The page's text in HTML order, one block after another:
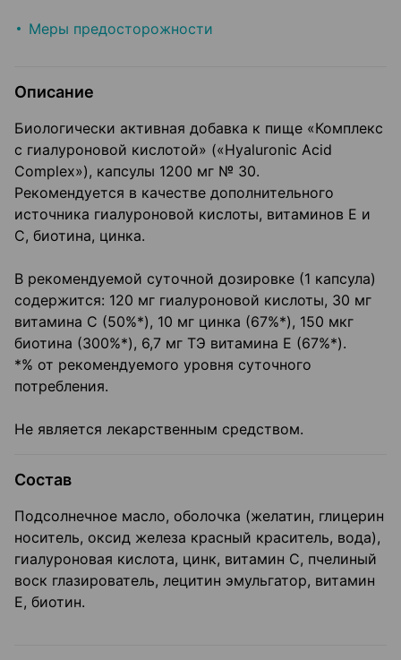
Меры предосторожности
Описание
Биологически активная добавка к пище «Комплекс
с гиалуроновой кислотой» («Hyaluronic Acid
Complex»), капсулы 1200 мг № 30.
Рекомендуется в качестве дополнительного
источника гиалуроновой кислоты, витаминов Е и
С, биотина, цинка.
В рекомендуемой суточной дозировке (1 капсула)
содержится: 120 мг гиалуроновой кислоты, 30 мг
витамина С (50%*), 10 мг цинка (67%*), 150 мкг
биотина (300%*), 6,7 мг ТЭ витамина E (67%*).
*% от рекомендуемого уровня суточного
потребления.
Не является лекарственным средством.
Состав
Подсолнечное масло, оболочка (желатин, глицерин
носитель, оксид железа красный краситель, вода),
гиалуроновая кислота, цинк, витамин С, пчелиный
воск глазирователь, лецитин эмульгатор, витамин
Е, биотин.